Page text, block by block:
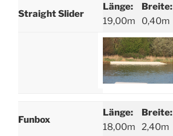
Straight Slider
Länge:
19,00m
Breite:
0,40m
Funbox
Länge:
18,00m
Breite:
2,40m